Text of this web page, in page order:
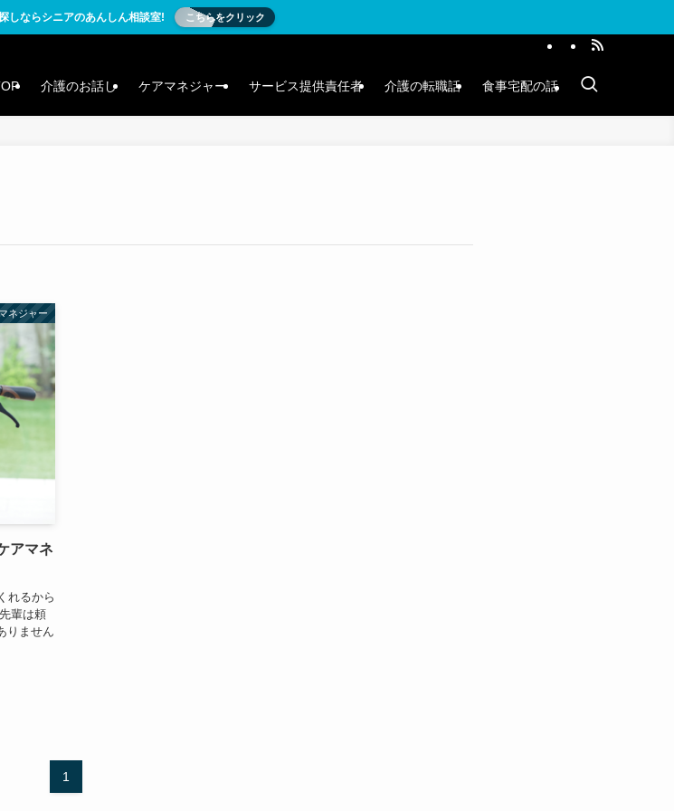
しならシニアのあんしん相談室! こちらをクリック
介護のお話し ケアマネジャー サービス提供責任者 介護の転職話 食事宅配の話
ネジャー
アマネ
れるから
輩は頼
りません
1